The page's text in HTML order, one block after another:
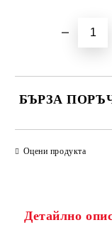
БЪРЗА
Оцени продукта
Детайлно